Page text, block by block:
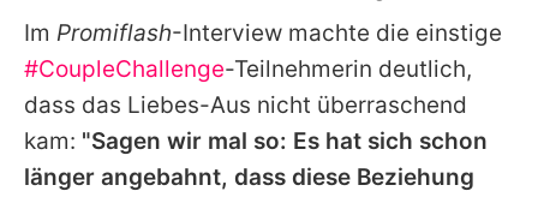
Im Promiflash-Interview machte die einstige
#CoupleChallenge-Teilnehmerin deutlich,
dass das Liebes-Aus nicht überraschend
kam: "Sagen wir mal so: Es hat sich schon
länger angebahnt, dass diese Beziehung